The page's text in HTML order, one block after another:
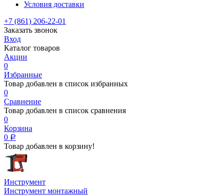
Условия доставки
+7 (861) 206-22-01
Заказать звонок
Вход
Каталог товаров
Акции
0
Избранные
Товар добавлен в список избранных
0
Сравнение
Товар добавлен в список сравнения
0
Корзина
0 Р
Товар добавлен в корзину!
Инструмент
Инструмент монтажный